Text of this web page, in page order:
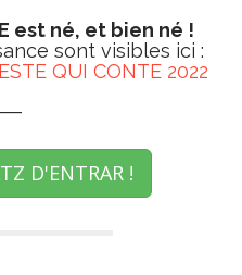
est né, et bien né !
sont visibles ici :
QUI CONTE 2022
D'ENTRAR !